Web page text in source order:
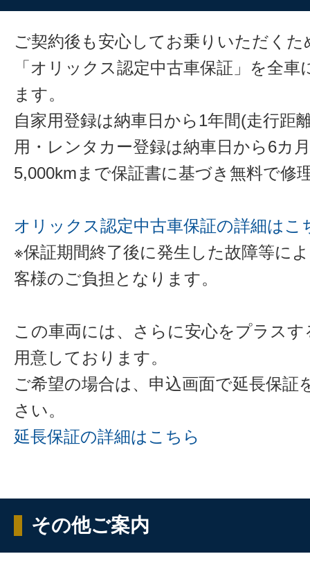
ご契約後も安心してお乗りいただくた
「オリックス認定中古車保証」を全
ます。
自家用登録は納車日から1年間(走行距
用・レンタカー登録は納車日から6カ
5,000kmまで保証書に基づき無料で修
オリックス認定中古車保証の詳細はこ
※保証期間終了後に発生した故障等に
客様のご負担となります。
この車両には、さらに安心をプラス
用意しております。
ご希望の場合は、申込画面で延長保証
さい。
延長保証の詳細はこちら
その他ご案内